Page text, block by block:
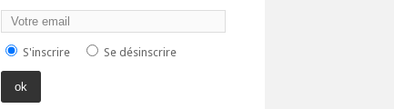
S'inscrire Se désinscrire